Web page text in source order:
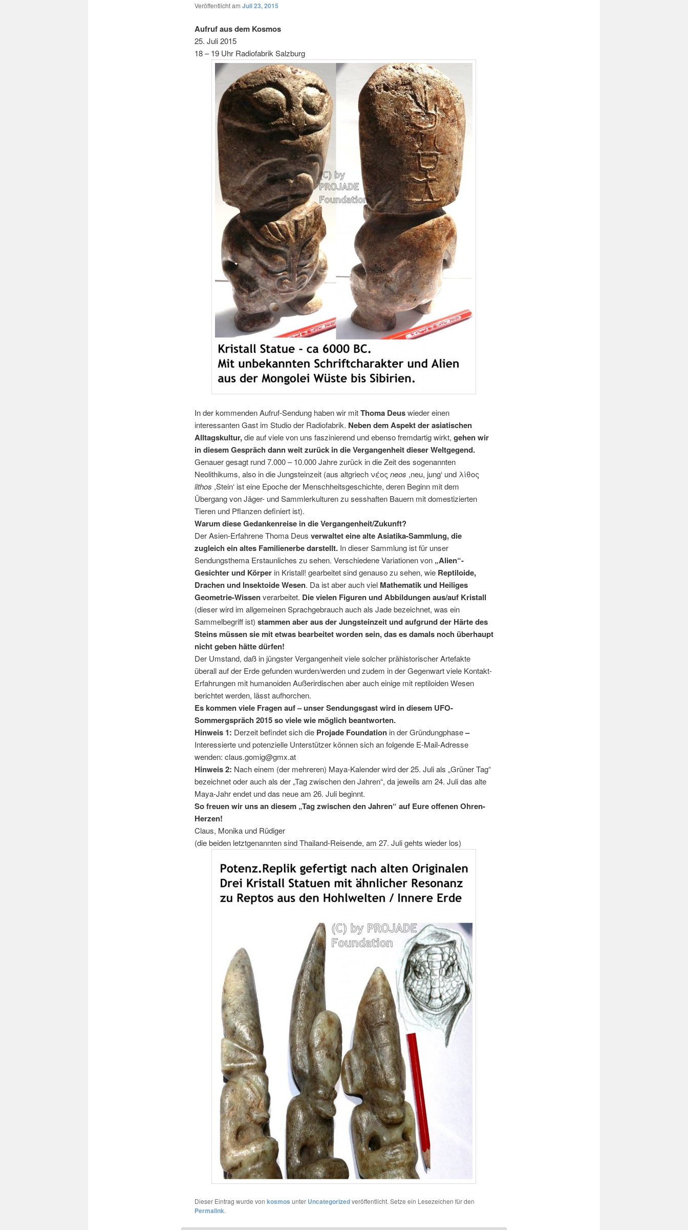
Veröffentlicht am Juli 23, 2015
Aufruf aus dem Kosmos
25. Juli 2015
18 – 19 Uhr Radiofabrik Salzburg
In der kommenden Aufruf-Sendung haben wir mitThoma Deuswieder einen
interessanten Gast im Studio der Radiofabrik. Neben dem Aspekt der asiatischen
Alltagskultur,die auf viele von uns faszinierend und ebenso fremdartig wirkt, gehen wir
in diesem Gespräch dann weit zurück in die Vergangenheit dieser Weltgegend.
Genauer gesagt rund 7.000 – 10.000 Jahre zurück in die Zeit des sogenannten
Neolithikums, also in die Jungsteinzeit (aus altgriech νέος neos ,neu, jung‘ und λίθος
lithos ,Stein‘ ist eine Epoche der Menschheitsgeschichte, deren Beginn mit dem
Übergang von Jäger- und Sammlerkulturen zu sesshaften Bauern mit domestizierten
Tieren und Pflanzen definiert ist).
Warum diese Gedankenreise in die Vergangenheit/Zukunft?
Der Asien-Erfahrene Thoma Deus verwaltet eine alte Asiatika-Sammlung, die
zugleich ein altes Familienerbe darstellt. In dieser Sammlung ist für unser
Sendungsthema Erstaunliches zu sehen. Verschiedene Variationen von „Alien“-
Gesichter und Körperin Kristall! gearbeitet sind genauso zu sehen, wie Reptiloide,
Drachen und Insektoide Wesen. Da ist aber auch viel Mathematik und Heiliges
Geometrie-Wissenverarbeitet. Die vielen Figuren und Abbildungen aus/auf Kristall
(dieser wird im allgemeinen Sprachgebrauch auch als Jade bezeichnet, was ein
Sammelbegriff ist) stammen aber aus der Jungsteinzeit und aufgrund der Härte des
Steins müssen sie mit etwas bearbeitet worden sein, das es damals noch überhaupt
nicht geben hätte dürfen!
Der Umstand, daß in jüngster Vergangenheit viele solcher prähistorischer Artefakte
überall auf der Erde gefunden wurden/werden und zudem in der Gegenwart viele Kontakt-
Erfahrungen mit humanoiden Außerirdischen aber auch einige mit reptiloiden Wesen
berichtet werden, lässt aufhorchen.
Es kommen viele Fragen auf – unser Sendungsgast wird in diesem UFO-
Sommergspräch 2015 so viele wie möglich beantworten.
Hinweis 1: Derzeit befindet sich die Projade Foundationin der Gründungphase–
Interessierte und potenzielle Unterstützer können sich an folgende E-Mail-Adresse
wenden: claus.gomig@gmx.at
Hinweis 2: Nach einem (der mehreren) Maya-Kalender wird der 25. Juli als „Grüner Tag“
bezeichnet oder auch als der „Tag zwischen den Jahren“, da jeweils am 24. Juli das alte
Maya-Jahr endet und das neue am 26. Juli beginnt.
So freuen wir uns an diesem „Tag zwischen den Jahren“ auf Eure offenen Ohren-
Herzen!
Claus, Monika und Rüdiger
(die beiden letztgenannten sind Thailand-Reisende, am 27. Juli gehts wieder los)
Dieser Eintrag wurde von kosmos unter Uncategorizedveröffentlicht. Setze ein Lesezeichen für den
Permalink.